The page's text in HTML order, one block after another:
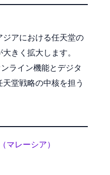
アにおける任天堂の
きく拡大します。
ライン機能とデジタ
堂戦略の中核を担う
マレーシア）